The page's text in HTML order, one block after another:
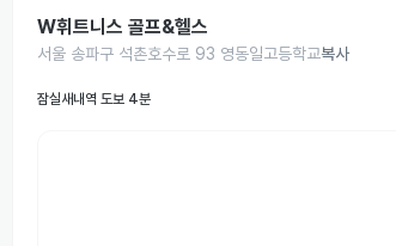
W휘트니스 골프&헬스
서울 송파구 석촌호수로 93 영동일고등학교복사
잠실새내역 도보 4분